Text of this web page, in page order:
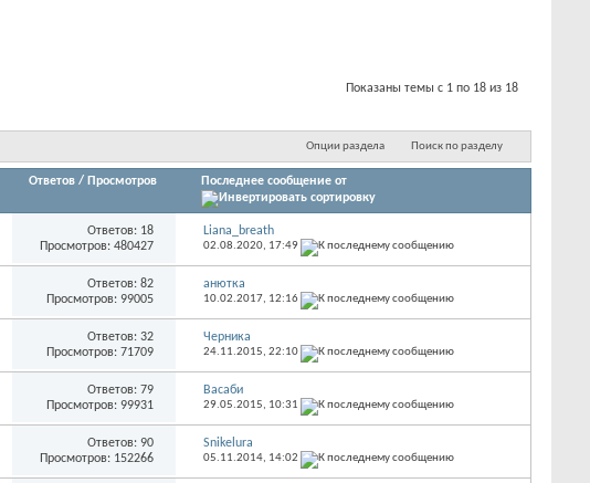
Показаны темы с 1 по 18 из 18
Опции раздела Поиск по разделу
Ответов / Просмотров Последнее сообщение от
Ответов: 18
Просмотров: 480427
Liana_breath
02.08.2020, 17:49
Ответов: 82
Просмотров: 99005
анютка
10.02.2017, 12:16
Ответов: 32
Просмотров: 71709
Черника
24.11.2015, 22:10
Ответов: 79
Просмотров: 99931
Васаби
29.05.2015, 10:31
Ответов: 90
Просмотров: 152266
Snikelura
05.11.2014, 14:02